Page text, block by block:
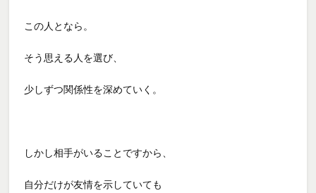
この人となら。
そう思える人を選び、
少しずつ関係性を深めていく。
しかし相手がいることですから、
自分だけが友情を示していても